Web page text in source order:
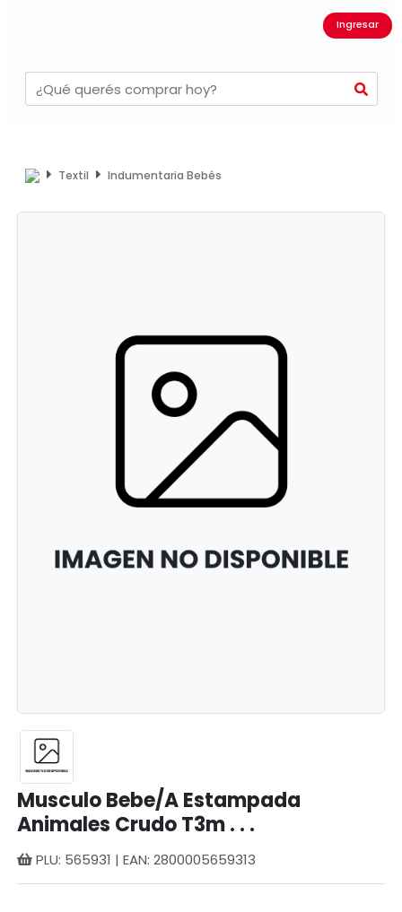
Ingresar
Textil Indumentaria Bebés
Musculo Bebe/A Estampada
Animales Crudo T3m . . .
PLU: 565931 | EAN: 2800005659313